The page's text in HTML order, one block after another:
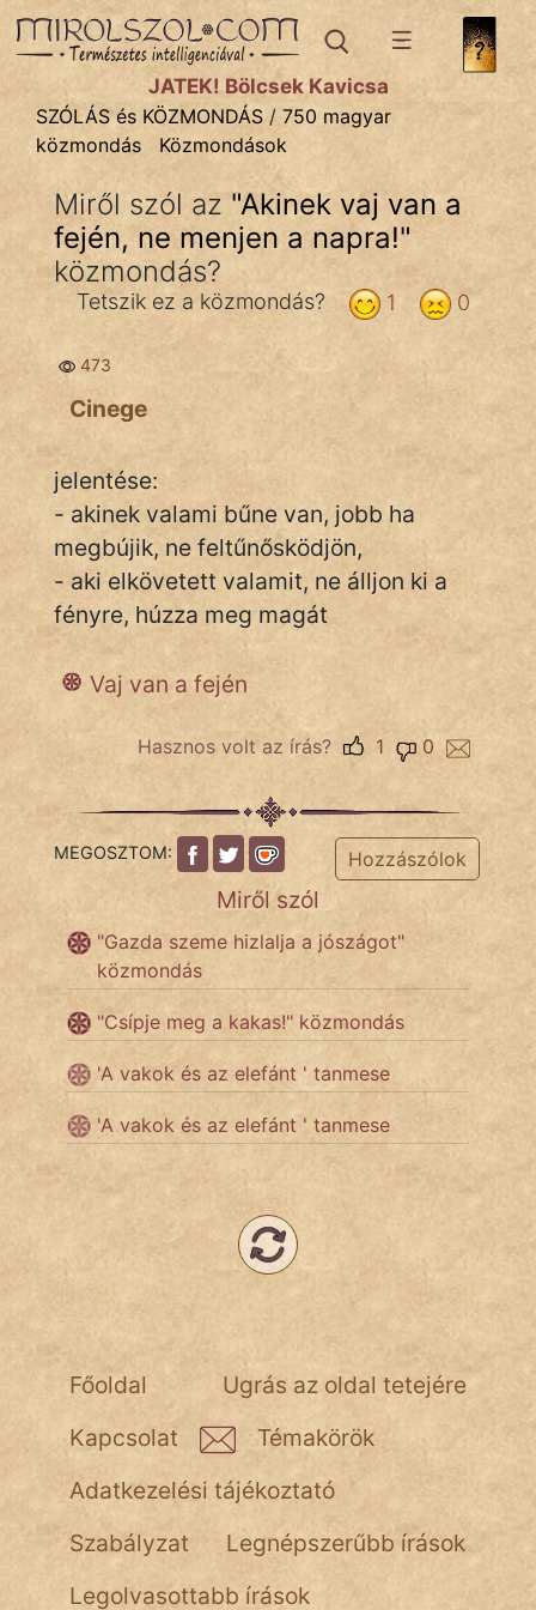
SZÓLÁS ÉS KÖZMONDÁStémák:
Bibliai
Kifejezések
Közmondások
Rímelő
Szállóigék
Szóláscsoportok
Szólások
Tréfás
IRODALOM
SZÓLÁS
KÖZMONDÁS
ZENE
ÉLETMÓD
MAGYARSÁG
És
TÖRTÉNELEM
Népszerű szerzőink:
Jób Gedeon
Láron Ádám
mikkamakka
vörös ördög
nagyöreg
JÁTÉK! Bölcsek Kavicsa
SZÓLÁS és KÖZMONDÁS / 750 magyar
közmondás
Közmondások
Miről szól az "Akinek vaj van a
fején, ne menjen a napra!"
közmondás?
0
1
Tetszik ez a közmondás?
473
Cinege
jelentése:
- akinek valami bűne van, jobb ha
megbújik, ne feltűnősködjön,
- aki elkövetett valamit, ne álljon ki a
fényre, húzza meg magát
Vaj van a fején
Hasznos volt az írás? 0
1
MEGOSZTOM: Hozzászólok
Miről szól
"Gazda szeme hizlalja a jószágot"
közmondás
"Csípje meg a kakas!" közmondás
'A vakok és az elefánt ' tanmese
'A vakok és az elefánt ' tanmese
Ugrás az oldal tetejére
Főoldal
Kapcsolat
Témakörök
Adatkezelési tájékoztató
Szabályzat
Legnépszerűbb írások
Legolvasottabb írások